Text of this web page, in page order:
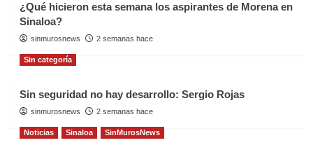
¿Qué hicieron esta semana los aspirantes de Morena en
Sinaloa?
sinmurosnews 2 semanas hace
Sin categoría
Sin seguridad no hay desarrollo: Sergio Rojas
sinmurosnews 2 semanas hace
Noticias Sinaloa SinMurosNews